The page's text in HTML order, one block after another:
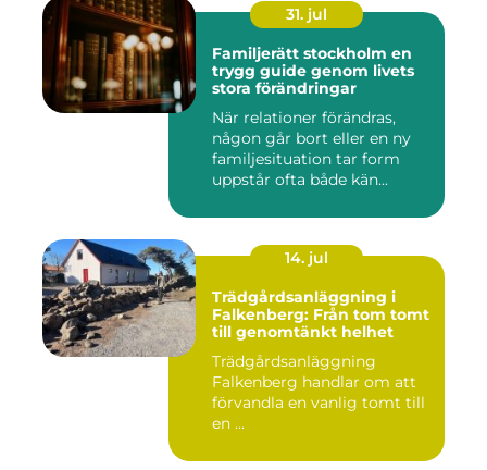
31. jul
Familjerätt stockholm en
trygg guide genom livets
stora förändringar
När relationer förändras,
någon går bort eller en ny
familjesituation tar form
uppstår ofta både kän...
14. jul
Trädgårdsanläggning i
Falkenberg: Från tom tomt
till genomtänkt helhet
Trädgårdsanläggning
Falkenberg handlar om att
förvandla en vanlig tomt till
en ...